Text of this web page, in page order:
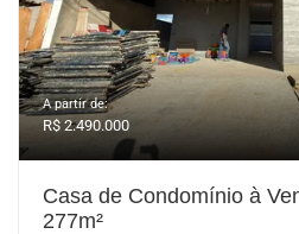
A partir de:
R$ 2.490.000
Casa de Condomínio à
277m²